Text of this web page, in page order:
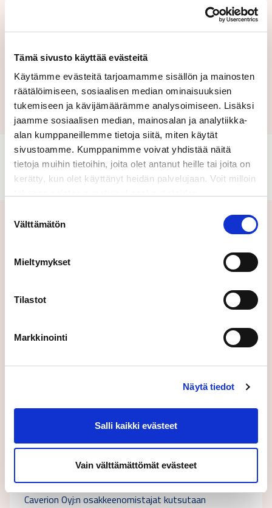
Tämä sivusto käyttää evästeitä
Käytämme evästeitä tarjoamamme sisällön ja mainosten
räätälöimiseen, sosiaalisen median ominaisuuksien
tukemiseen ja kävijämäärämme analysoimiseen. Lisäksi
jaamme sosiaalisen median, mainosalan ja analytiikka-
alan kumppaneillemme tietoja siitä, miten käytät
sivustoamme. Kumppanimme voivat yhdistää näitä
tietoja muihin tietoihin, joita olet antanut heille tai joita on
kerätty, kun olet käyttänyt heidän palvelujaan. Voit milloin
valinta
Välttämätön
Mieltymykset
Tilastot
Markkinointi
Näytä tiedot
Salli kaikki evästeet
Vain välttämättömät evästeet
Lähetä
Aiheeseen liittyvät uutiset
Pörssitiedote
Kutsu Caverion Oyj:n varsinaiseen
yhtiökokoukseen
Kutsu Caverion Oyj:n varsinaiseen yhtiökokoukseen
Caverion Oyj:n osakkeenomistajat kutsutaan